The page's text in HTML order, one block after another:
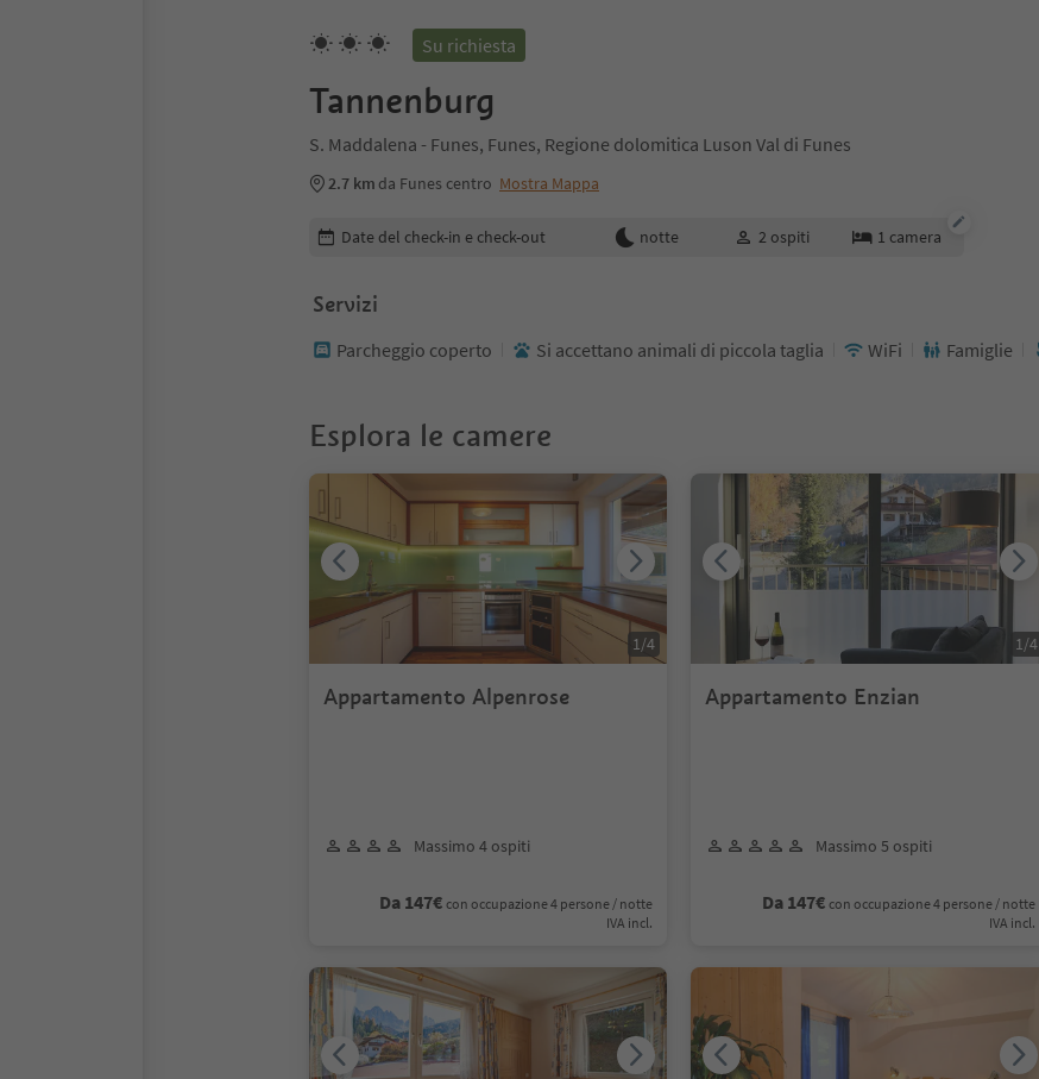
Su richiesta
Tannenburg
S. Maddalena - Funes, Funes, Regione dolomitica Luson Val di Funes
2.7 km da Funes centro Mostra Mappa
Modifica i dettagli della prenotazione
Date del check-in e check-out notte 2 ospiti 1 camera
Servizi
Parcheggio coperto Si accettano animali di piccola taglia WiFi Famiglie
Esplora le camere
Appartamento Alpenrose
Massimo 4 ospiti
Da 147€ con occupazione 4 persone / notte
IVA incl.
1 /4
Appartamento Enzian
Massimo 5 ospiti
Da 147€ con occupazione 4 persone / notte
IVA incl.
1 /4